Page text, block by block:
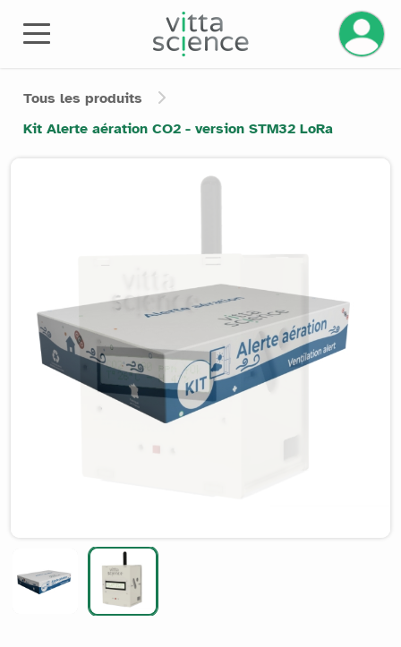
Gérez
Tous les produits
Kit Alerte aération CO2 - version STM32 LoRa